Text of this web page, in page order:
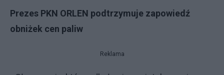
Prezes PKN ORLEN podtrzymuje zapowiedź
obniżek cen paliw
Reklama